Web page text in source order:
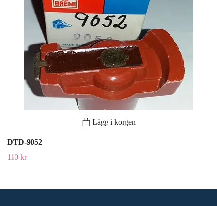
Lägg i korgen
DTD-9052
110 kr